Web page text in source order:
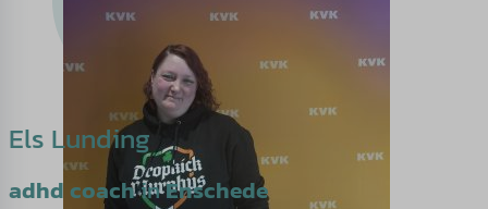
Els Lunding
adhd coachinEnschede